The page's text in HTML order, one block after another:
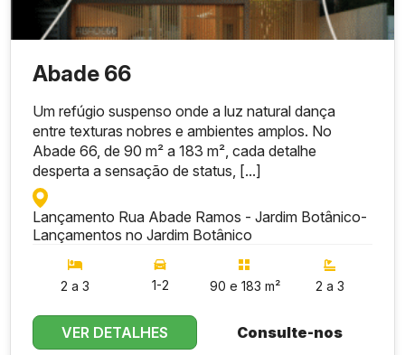
Abade 66
Um refúgio suspenso onde a luz natural dança
entre texturas nobres e ambientes amplos. No
Abade 66, de 90 m² a 183 m², cada detalhe
desperta a sensação de status, [...]
Lançamento Rua Abade Ramos - Jardim Botânico-
Lançamentos no Jardim Botânico
2 a 3 1-2 90 e 183 m² 2 a 3
VER DETALHES Consulte-nos